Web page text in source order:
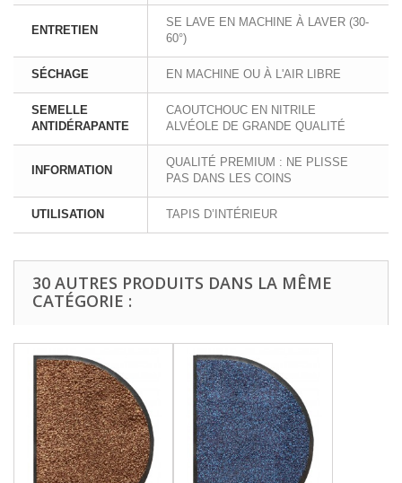
ENTRETIEN
SE LAVE EN MACHINE À LAVER (30-
60°)
SÉCHAGE EN MACHINE OU À L'AIR LIBRE
SEMELLE
ANTIDÉRAPANTE
CAOUTCHOUC EN NITRILE
ALVÉOLE DE GRANDE QUALITÉ
INFORMATION
QUALITÉ PREMIUM : NE PLISSE
PAS DANS LES COINS
UTILISATION TAPIS D’INTÉRIEUR
30 AUTRES PRODUITS DANS LA MÊME
CATÉGORIE :